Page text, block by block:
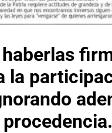
haberlas
la
procedencia.